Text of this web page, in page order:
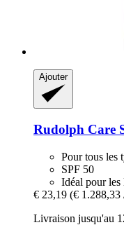
Ajouter
Rudolph Care
Pour tous les
SPF 50
Idéal pour les
€ 23,19 (€ 1.288,33
Livraison jusqu'au